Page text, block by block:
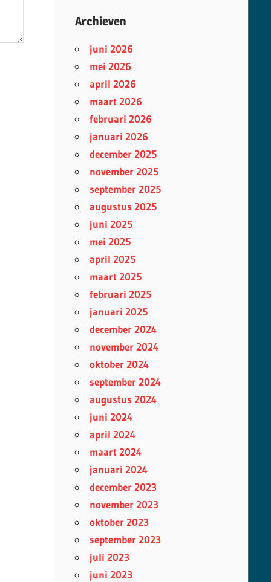
Archieven
juni 2026
mei 2026
april 2026
maart 2026
februari 2026
januari 2026
december 2025
november 2025
september 2025
augustus 2025
juni 2025
mei 2025
april 2025
maart 2025
februari 2025
januari 2025
december 2024
november 2024
oktober 2024
september 2024
augustus 2024
juni 2024
april 2024
maart 2024
januari 2024
december 2023
november 2023
oktober 2023
september 2023
juli 2023
juni 2023